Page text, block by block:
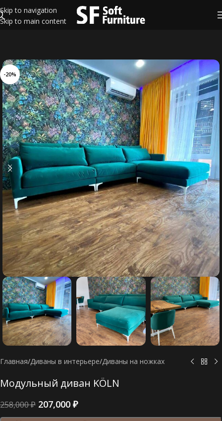
Skip to navigation
Skip to main content
-20%
Главная/Диваны в интерьере/Диваны на ножках
Модульный диван KÖLN
258,000₽ 207,000 ₽